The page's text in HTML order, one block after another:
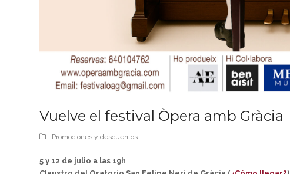
Vuelve el festival Òpera amb Gràcia
Promociones y descuentos
5 y 12 de julio a las 19h